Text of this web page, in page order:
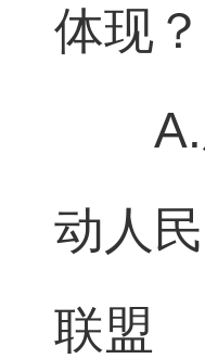
体现？
动人
联盟